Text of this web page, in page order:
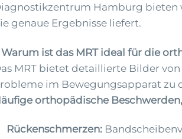
Hamburg bieten
genaue Ergebnisse liefert.
Warum ist das MRT ideal für die
MRT bietet detaillierte Bilder
im Bewegungsapparat zu
orthopädische
Rückenschmerzen: